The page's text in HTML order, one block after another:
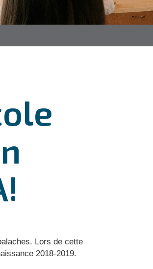
Lors de cette
2018-2019.